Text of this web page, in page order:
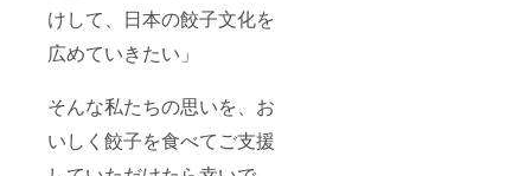
けして、日本の餃子文化を
広めていきたい」
そんな私たちの思いを、お
いしく餃子を食べてご支援